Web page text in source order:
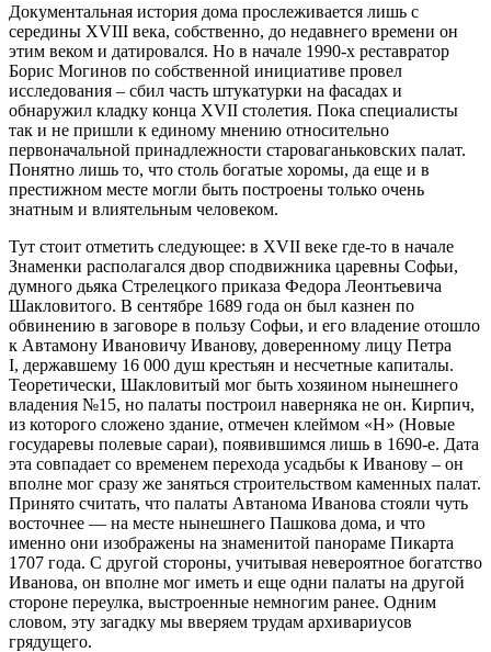
Документальная история дома прослеживается лишь с
середины XVIII века, собственно, до недавнего времени он
этим веком и датировался. Но в начале 1990-х реставратор
Борис Могинов по собственной инициативе провел
исследования – сбил часть штукатурки на фасадах и
обнаружил кладку конца XVII столетия. Пока специалисты
так и не пришли к единому мнению относительно
первоначальной принадлежности староваганьковских палат.
Понятно лишь то, что столь богатые хоромы, да еще и в
престижном месте могли быть построены только очень
знатным и влиятельным человеком.
Тут стоит отметить следующее: в XVII веке где-то в начале
Знаменки располагался двор сподвижника царевны Софьи,
думного дьяка Стрелецкого приказа Федора Леонтьевича
Шакловитого. В сентябре 1689 года он был казнен по
обвинению в заговоре в пользу Софьи, и его владение отошло
к Автамону Ивановичу Иванову, доверенному лицу Петра
I, державшему 16 000 душ крестьян и несчетные капиталы.
Теоретически, Шакловитый мог быть хозяином нынешнего
владения №15, но палаты построил наверняка не он. Кирпич,
из которого сложено здание, отмечен клеймом «Н» (Новые
государевы полевые сараи), появившимся лишь в 1690-е. Дата
эта совпадает со временем перехода усадьбы к Иванову – он
вполне мог сразу же заняться строительством каменных палат.
Принято считать, что палаты Автанома Иванова стояли чуть
восточнее — на месте нынешнего Пашкова дома, и что
именно они изображены на знаменитой панораме Пикарта
1707 года. С другой стороны, учитывая невероятное богатство
Иванова, он вполне мог иметь и еще одни палаты на другой
стороне переулка, выстроенные немногим ранее. Одним
словом, эту загадку мы вверяем трудам архивариусов
грядущего.